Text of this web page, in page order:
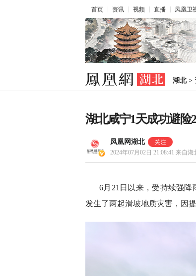
首页 资讯 视频 直播 凤凰卫
湖北>
湖北咸宁1天成功避险
凤凰网湖北
2024年07月02日 21:08:41 来自湖
6月21日以来，受持续强
发生了两起滑坡地质灾害，因